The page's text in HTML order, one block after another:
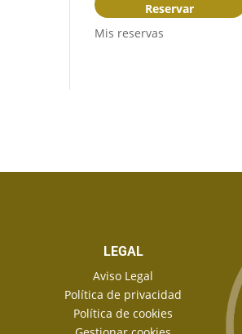
Reservar
Mis reservas
LEGAL
Aviso Legal
Política de privacidad
Política de cookies